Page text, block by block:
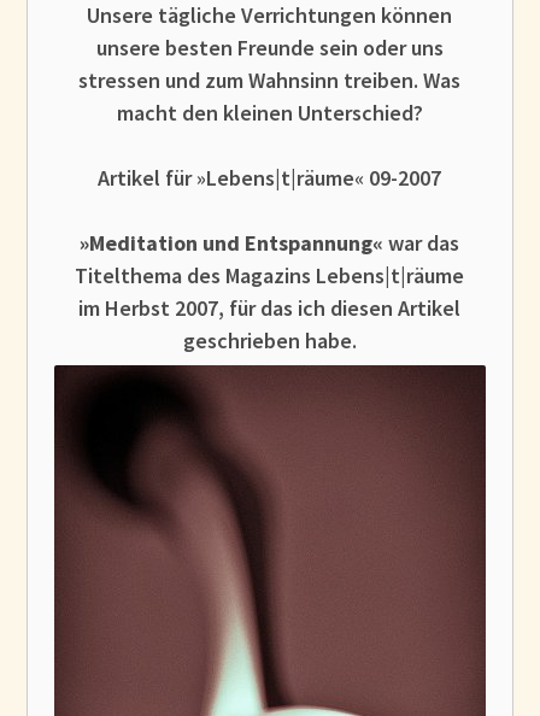
Storys
Reise zum Dalai Lama
Meditation im Alltag – Alltag als Meditation
WunschLos Glücklichsein – und das ausgerechnet zu Weihnachten?
Bücher
Momoko
Die zwei Leben des Herrn Richie
Shop
Unsere tägliche Verrichtungen können
unsere besten Freunde sein oder uns
stressen und zum Wahnsinn treiben. Was
macht den kleinen Unterschied?
Artikel für »Lebens|t|räume« 09-2007
»Meditation und Entspannung« war das
Titelthema des Magazins Lebens|t|räume
im Herbst 2007, für das ich diesen Artikel
geschrieben habe.